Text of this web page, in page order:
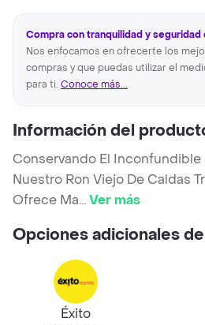
Compra con tranquilidad y seguridad
Nos enfocamos en ofrecerte los
compras y que puedas utilizar el
para ti. Conoce más...
Información del
Conservando El Inconfundible
Nuestro Ron Viejo De Caldas
Ofrece Ma...Ver más
Opciones adicionales
Éxito